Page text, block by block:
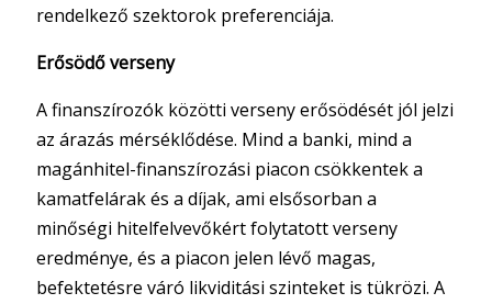
rendelkező szektorok preferenciája.
Erősödő verseny
A finanszírozók közötti verseny erősödését jól jelzi
az árazás mérséklődése. Mind a banki, mind a
magánhitel-finanszírozási piacon csökkentek a
kamatfelárak és a díjak, ami elsősorban a
minőségi hitelfelvevőkért folytatott verseny
eredménye, és a piacon jelen lévő magas,
befektetésre váró likviditási szinteket is tükrözi. A